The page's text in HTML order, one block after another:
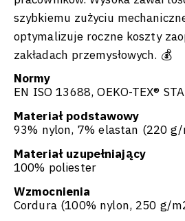
szybkiemu zużyciu
optymalizuje roczne koszty
zakładach przemysłowych. 💰
Normy
EN ISO 13688, OEKO-TEX®
Materiał podstawowy
93% nylon, 7% elastan (220
Materiał uzupełniający
100% poliester
Wzmocnienia
Cordura (100% nylon, 250 g/